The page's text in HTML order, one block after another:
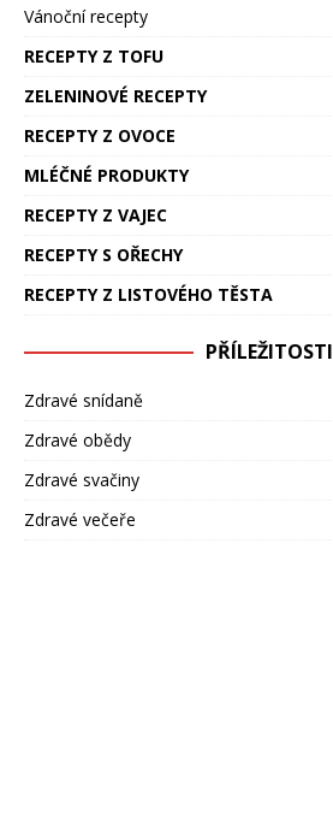
Vánoční recepty
RECEPTY Z TOFU
ZELENINOVÉ RECEPTY
RECEPTY Z OVOCE
MLÉČNÉ PRODUKTY
RECEPTY Z VAJEC
RECEPTY S OŘECHY
RECEPTY Z LISTOVÉHO TĚSTA
PŘÍLEŽITOSTI
Zdravé snídaně
Zdravé obědy
Zdravé svačiny
Zdravé večeře